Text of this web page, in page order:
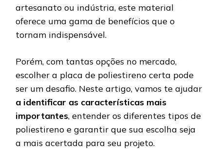
artesanato ou indústria, este material
oferece uma gama de benefícios que o
tornam indispensável.
Porém, com tantas opções no mercado,
escolher a placa de poliestireno certa pode
ser um desafio. Neste artigo, vamos te ajudar
a identificar as características mais
importantes, entender os diferentes tipos de
poliestireno e garantir que sua escolha seja
a mais acertada para seu projeto.